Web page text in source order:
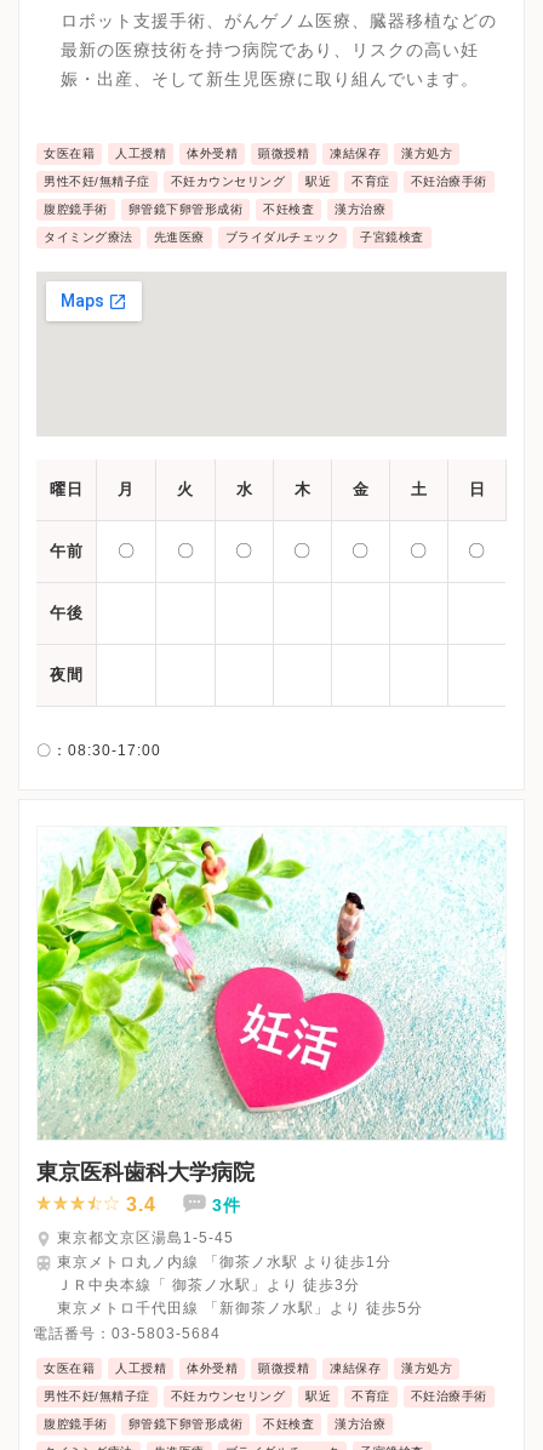
ロボット支援手術、がんゲノム医療、臓器移植などの
最新の医療技術を持つ病院であり、リスクの高い妊
娠・出産、そして新生児医療に取り組んでいます。
女医在籍 人工授精 体外受精 顕微授精 凍結保存 漢方処方
男性不妊/無精子症 不妊カウンセリング 駅近 不育症 不妊治療手術
腹腔鏡手術 卵管鏡下卵管形成術 不妊検査 漢方治療
タイミング療法 先進医療 ブライダルチェック 子宮鏡検査
曜日 月 火 水 木 金 土 日
午前 〇 〇 〇 〇 〇 〇 〇
午後
夜間
東京医科歯科大学病院
3.4 3件
東京都文京区湯島1-5-45
東京メトロ丸ノ内線 「御茶ノ水駅 より徒歩1分
ＪＲ中央本線「 御茶ノ水駅」より 徒歩3分
東京メトロ千代田線 「新御茶ノ水駅」より 徒歩5分
電話番号： 03-5803-5684
女医在籍 人工授精 体外受精 顕微授精 凍結保存 漢方処方
男性不妊/無精子症 不妊カウンセリング 駅近 不育症 不妊治療手術
腹腔鏡手術 卵管鏡下卵管形成術 不妊検査 漢方治療